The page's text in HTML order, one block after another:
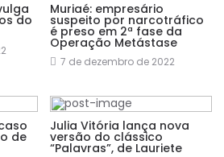
do
Muriaé: empresário
suspeito por narcotráfico
é preso em 2ª fase da
Operação Metástase
7 de dezembro de 2022
de
Julia Vitória lança nova
versão do clássico
“Palavras”, de Lauriete